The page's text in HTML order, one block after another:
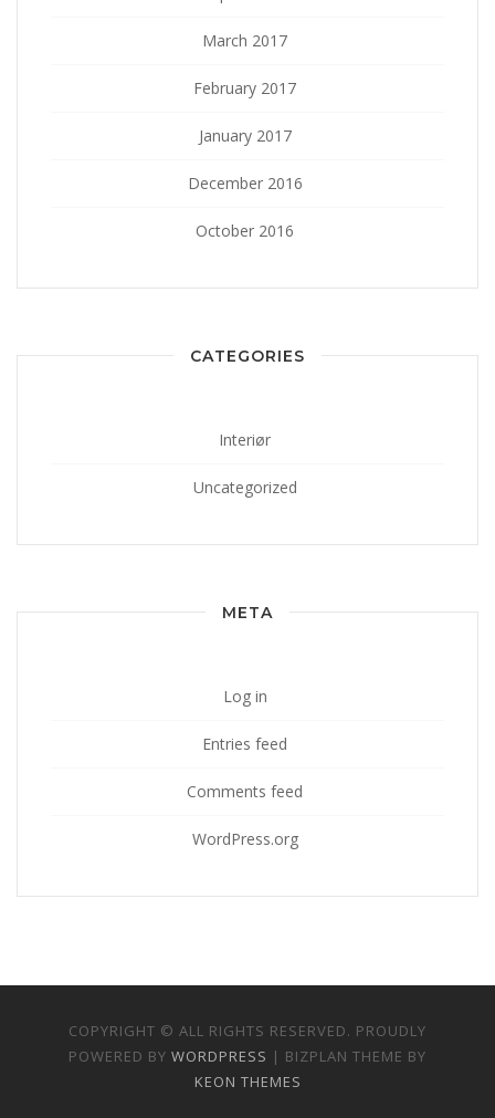
March 2017
February 2017
January 2017
December 2016
October 2016
CATEGORIES
Interiør
Uncategorized
META
Log in
Entries feed
Comments feed
WordPress.org
COPYRIGHT © ALL RIGHTS RESERVED. PROUDLY
POWERED BY WORDPRESS | BIZPLAN THEME BY
KEON THEMES